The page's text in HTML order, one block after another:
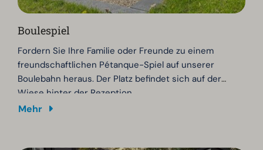
Boulespiel
Fordern Sie Ihre Familie oder Freunde zu einem
freundschaftlichen Pétanque-Spiel auf unserer
Boulebahn heraus. Der Platz befindet sich auf der
Wiese hinter der Rezeption.
Vergessen Sie nicht, Ihre eigenen Kugeln mitzubringen
Mehr